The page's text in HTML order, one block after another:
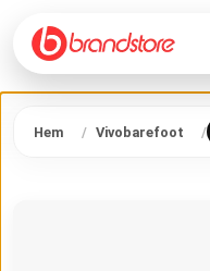
Hem Vivobarefoot